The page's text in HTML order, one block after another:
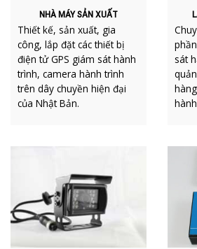
NHÀ MÁY SẢN XUẤT
Thiết kế, sản xuất, gia
công, lắp đặt các thiết bị
điện tử GPS giám sát hành
trình, camera hành trình
trên dây chuyền hiện đại
sát
hàng